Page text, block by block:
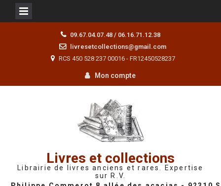
09.67.04.07.48 / 06.16.71.12.38
livresetcollections@gmail.com
RCS 450 528 237 00016 - FR12450528237
Mon compte
Livres et collections
Librairie de livres anciens et rares. Expertise
sur R.V.